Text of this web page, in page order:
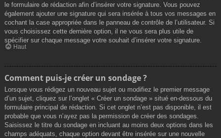
le formulaire de rédaction afin d’insérer votre signature. Vous pouvez
également ajouter une signature qui sera insérée à tous vos messages en
cochant la case appropriée dans le panneau de contrôle de l’utilisateur. Si
vous choisissez cette dernière option, il ne vous sera plus utile de
spécifier sur chaque message votre souhait d’insérer votre signature.
Haut
Comment puis-je créer un sondage ?
Lorsque vous rédigez un nouveau sujet ou modifiez le premier message
d’un sujet, cliquez sur l’onglet « Créer un sondage » situé en-dessous du
formulaire principal de rédaction. Si cet onglet n’est pas disponible, il est
probable que vous n’ayez pas la permission de créer des sondages.
Saisissez le titre du sondage en incluant au moins deux options dans les
champs adéquats, chaque option devant être insérée sur une nouvelle